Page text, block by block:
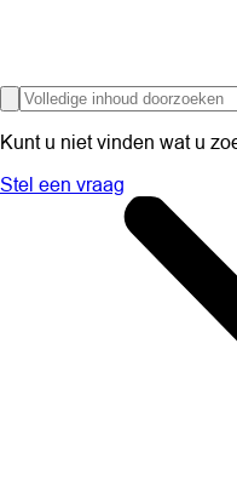
Kunt u niet vinden wat u
Stel een vraag